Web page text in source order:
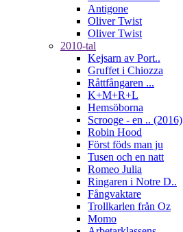
Antigone
Oliver Twist
Oliver Twist
2010-tal
Kejsarn av Port..
Gruffet i Chiozza
Råttfångaren ...
K+M+R+L
Hemsöborna
Scrooge - en .. (2016)
Robin Hood
Först föds man ju
Tusen och en natt
Romeo Julia
Ringaren i Notre D..
Fångvaktare
Trollkarlen från Oz
Momo